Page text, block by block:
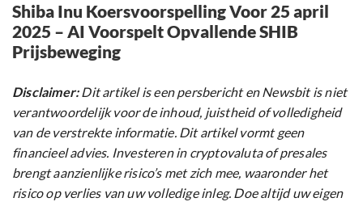
Shiba Inu Koersvoorspelling Voor 25 april
2025 – AI Voorspelt Opvallende SHIB
Prijsbeweging
Disclaimer:Dit artikel is een persbericht en Newsbit is niet
verantwoordelijk voor de inhoud, juistheid of volledigheid
van de verstrekte informatie. Dit artikel vormt geen
financieel advies. Investeren in cryptovaluta of presales
brengt aanzienlijke risico’s met zich mee, waaronder het
risico op verlies van uw volledige inleg. Doe altijd uw eigen